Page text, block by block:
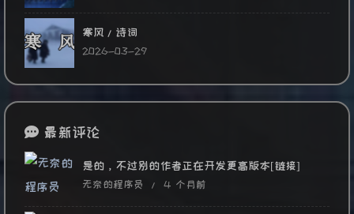
寒风/诗词
2026-03-29
最新评论
是的，不过别的作者正在开发更高版本[链接]
无奈的程序员 / 4 个月前